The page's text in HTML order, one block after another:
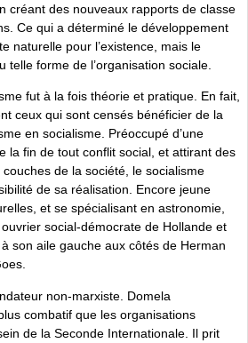
créant des nouveaux rapports de classe
Ce qui a déterminé le développement
naturelle pour l’existence, mais le
telle forme de l’organisation sociale.
fut à la fois théorie et pratique. En fait,
ceux qui sont censés bénéficier de la
en socialisme. Préoccupé d’une
la fin de tout conflit social, et attirant des
de la société, le socialisme
de sa réalisation. Encore jeune
et se spécialisant en astronomie,
social-démocrate de Hollande et
son aile gauche aux côtés de Herman
non-marxiste. Domela
combatif que les organisations
de la Seconde Internationale. Il prit